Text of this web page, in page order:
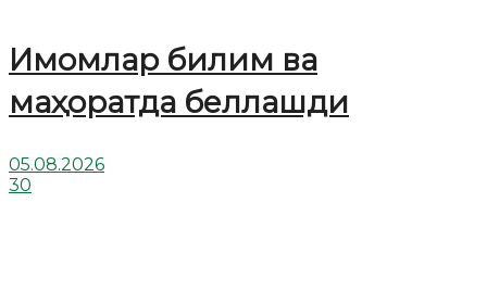
Имомлар билим ва
маҳоратда беллашди
05.08.2026
30